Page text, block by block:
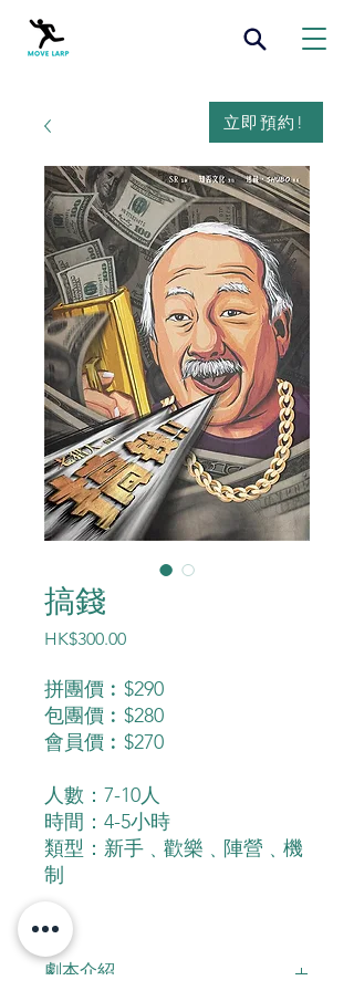
搞錢
HK$300.00價
拼團價︰$290
包團價︰$280
會員價︰$270
人數：7-10人
時間：4-5小時
類型：新手﹑歡樂﹑陣營﹑機
制
劇本介紹
立即預約!